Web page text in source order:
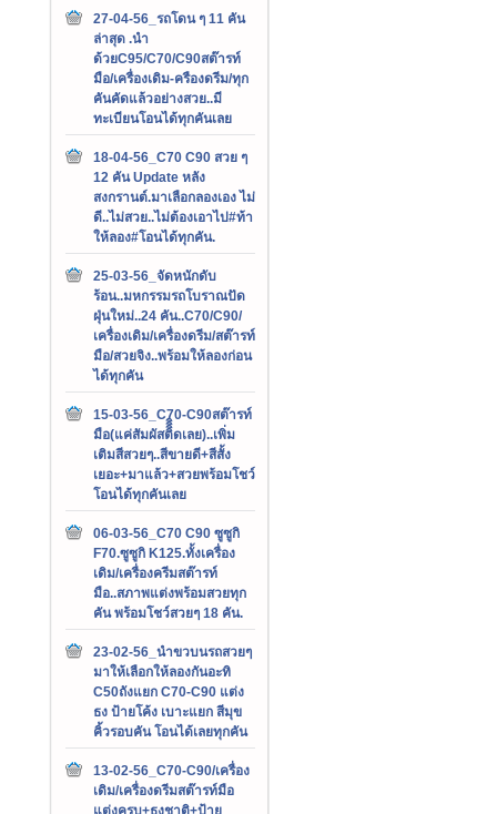
27-04-56_รถโดน ๆ 11 คัน
ล่าสุด .นำ
ด้วยC95/C70/C90สต๊ารท์
มือ/เครื่องเดิม-ครืองดรีม/ทุก
คันคัดแล้วอย่างสวย..มี
ทะเบียนโอนได้ทุกคันเลย
18-04-56_C70 C90 สวย ๆ
12 คัน Update หลัง
สงกรานต์.มาเลือกลองเอง ไม่
ดี..ไม่สวย..ไม่ต้องเอาไป#ท้า
ให้ลอง#โอนได้ทุกคัน.
25-03-56_จัดหนักดับ
ร้อน..มหกรรมรถโบราณปัด
ฝุ่นใหม่..24 คัน..C70/C90/
เครื่องเดิม/เครื่องดรีม/สต๊ารท์
มือ/สวยจิง..พร้อมให้ลองก่อน
ได้ทุกคัน
15-03-56_C70-C90สต๊ารท์
มือ(แค่สัมผัสติิิิดเลย)..เพิ่ม
เติมสีสวยๆ..สีขายดี+สีสั้ง
เยอะ+มาแล้ว+สวยพร้อมโชว์
โอนได้ทุกคันเลย
06-03-56_C70 C90 ซูซูกิ
F70.ซูซูกิ K125.ทั้งเครื่อง
เดิม/เครื่องครีมสต๊ารท์
มือ..สภาพแต่งพร้อมสวยทุก
คัน พร้อมโชว์สวยๆ 18 คัน.
23-02-56_นำขวบนรถสวยๆ
มาให้เลือกให้ลองกันอะทิ
C50ถังแยก C70-C90 แต่ง
ธง ป้ายโค้ง เบาะแยก สีมุข
คิ้วรอบคัน โอนได้เลยทุกคัน
13-02-56_C70-C90/เครื่อง
เดิม/เครื่องดรีมสต๊ารท์มือ
แต่งครบ+ธงชาติ+ป้าย